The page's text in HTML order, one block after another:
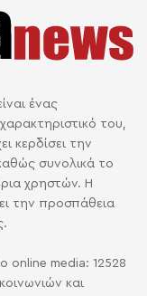
ένας
του,
κερδίσει την
συνολικά το
χρηστών. Η
την προσπάθεια
media: 12528
και